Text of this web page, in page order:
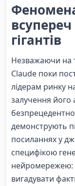
гігантів
Незважаючи на
Claude поки
лідерам ринку
залучення його
демонструють
посиланнях у
специфікою
нейромережею:
вигадувати